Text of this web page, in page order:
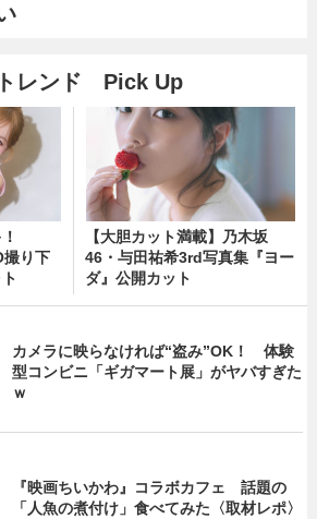
レンド Pick Up
撮り下
【大胆カット満載】乃木坂
46・与田祐希3rd写真集『ヨー
ダ』公開カット
カメラに映らなければ“盗み”OK！ 体験
型コンビニ「ギガマート展」がヤバすぎた
ｗ
『映画ちいかわ』コラボカフェ 話題の
「人魚の煮付け」食べてみた〈取材レポ〉